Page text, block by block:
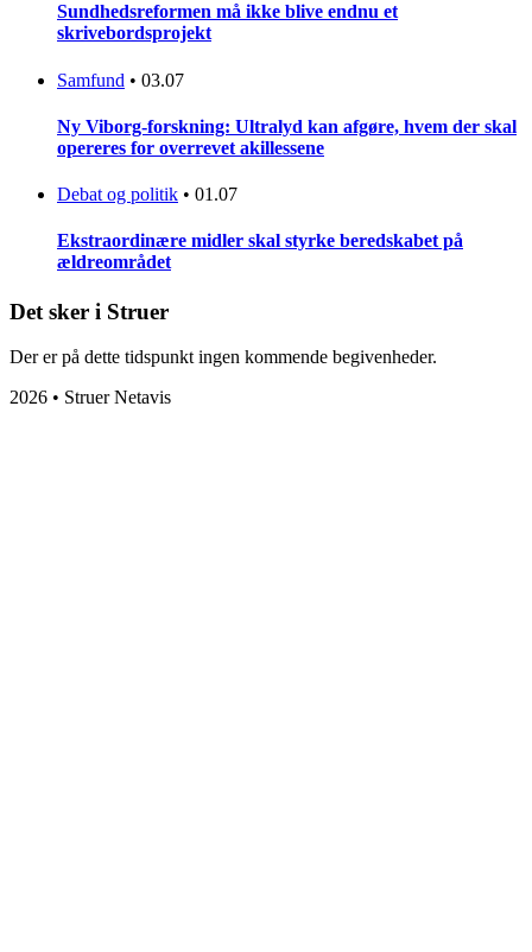
Sundhedsreformen må ikke blive endnu et
skrivebordsprojekt
Samfund • 03.07
Ny Viborg-forskning: Ultralyd kan afgøre, hvem der skal
opereres for overrevet akillessene
Debat og politik • 01.07
Ekstraordinære midler skal styrke beredskabet på
ældreområdet
Det sker i Struer
Der er på dette tidspunkt ingen kommende begivenheder.
2026 • Struer Netavis